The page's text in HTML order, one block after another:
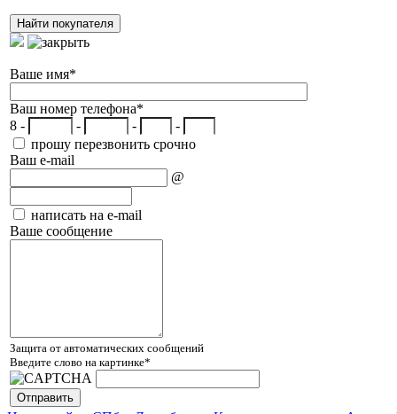
Ваше имя*
Ваш номер телефона*
8 -
- -
-
прошу перезвонить срочно
Ваш e-mail
@
написать на e-mail
Ваше сообщение
Защита от автоматических сообщений
Введите слово на картинке*